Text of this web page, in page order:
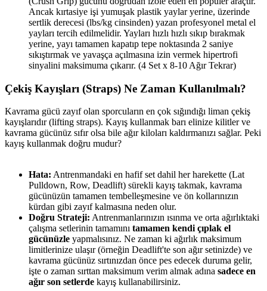
Ancak kırtasiye işi yumuşak plastik yaylar yerine, üzerinde
sertlik derecesi (lbs/kg cinsinden) yazan profesyonel metal el
yayları tercih edilmelidir. Yayları hızlı hızlı sıkıp bırakmak
yerine, yayı tamamen kapatıp tepe noktasında 2 saniye
sıkıştırmak ve yavaşça açılmasına izin vermek hipertrofi
sinyalini maksimuma çıkarır. (4 Set x 8-10 Ağır Tekrar)
Çekiş Kayışları (Straps) Ne Zaman Kullanılmalı?​
Kavrama gücü zayıf olan sporcuların en çok sığındığı liman çekiş
kayışlarıdır (lifting straps). Kayış kullanmak barı elinize kilitler ve
kavrama gücünüz sıfır olsa bile ağır kiloları kaldırmanızı sağlar. Peki
kayış kullanmak doğru mudur?
Hata: Antrenmandaki en hafif set dahil her harekette (Lat
Pulldown, Row, Deadlift) sürekli kayış takmak, kavrama
gücünüzün tamamen tembelleşmesine ve ön kollarınızın
kürdan gibi zayıf kalmasına neden olur.
Doğru Strateji: Antrenmanlarınızın ısınma ve orta ağırlıktaki
çalışma setlerinin tamamını tamamen kendi çıplak el
gücünüzle yapmalısınız. Ne zaman ki ağırlık maksimum
limitlerinize ulaşır (örneğin Deadlift'te son ağır setinizde) ve
kavrama gücünüz sırtınızdan önce pes edecek duruma gelir,
işte o zaman sırttan maksimum verim almak adına sadece en
ağır son setlerde kayış kullanabilirsiniz.